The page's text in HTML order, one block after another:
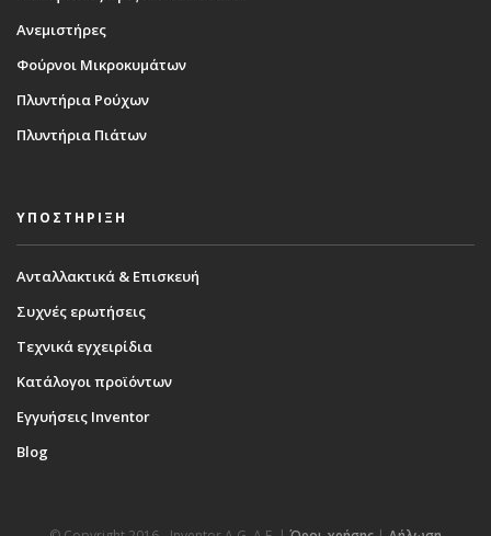
Ανεμιστήρες
Φούρνοι Μικροκυμάτων
Πλυντήρια Ρούχων
Πλυντήρια Πιάτων
ΥΠΟΣΤΗΡΙΞΗ
Ανταλλακτικά & Επισκευή
Συχνές ερωτήσεις
Τεχνικά εγχειρίδια
Κατάλογοι προϊόντων
Εγγυήσεις Inventor
Blog